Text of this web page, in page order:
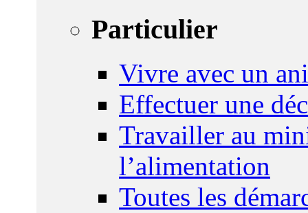
Particulier
Vivre avec un
Effectuer une
Travailler au
l’alimentation
Toutes les